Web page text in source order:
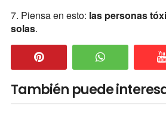
7. Piensa en esto: las personas
solas.
También puede